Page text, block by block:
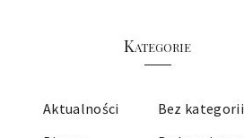
Kategorie
Aktualności
Bez kategorii